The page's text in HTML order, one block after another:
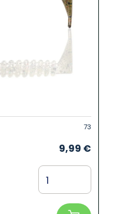
73
9,99 €